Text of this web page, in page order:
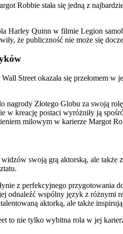
Robbie stała się jedną z
Harley Quinn w filmie Legion
że publiczność nie może się
Street okazała się przełomem
nagrody Złotego Globu za swoją
w kreację postaci wyróżniły ją
milowym w karierze Margot
swoją grą aktorską, ale
z perfekcyjnego przygotowania
odnaleźć wspólny język z różnymi
aktorką, ale także
to nie tylko wybitna rola w jej